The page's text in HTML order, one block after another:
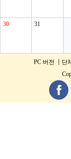
30 31
PC 버전 단